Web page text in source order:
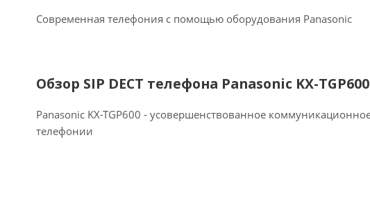
Современная телефония с помощью оборудования Panasonic
Обзор SIP DECT телефона Panasonic KX-TGP600
Panasonic KX-TGP600 - усовершенствованное
телефонии